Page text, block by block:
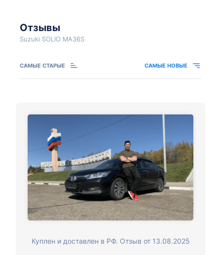
Отзывы
Suzuki SOLIO MA36S
САМЫЕ СТАРЫЕ САМЫЕ НОВЫЕ
Куплен и доставлен в РФ. Отзыв от 13.08.2025